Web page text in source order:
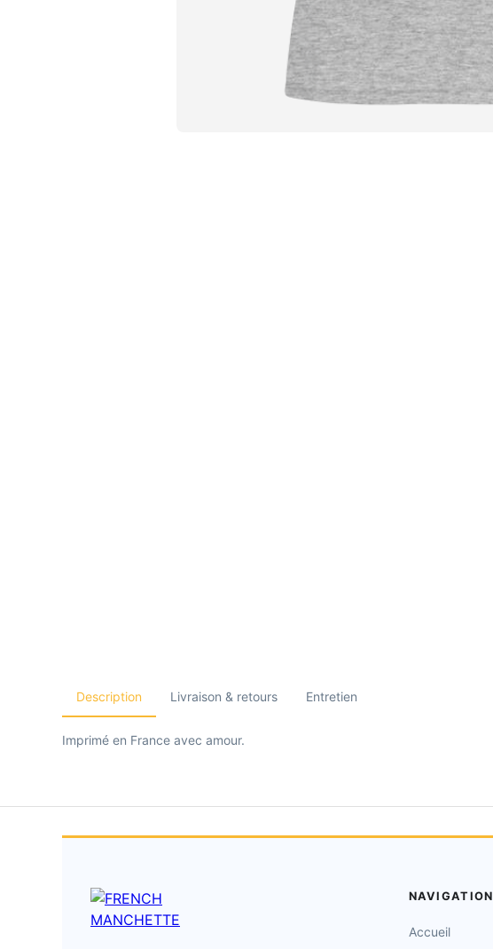
Description Livraison & retours Entretien
Imprimé en France avec amour.
NAVIGATION
Accueil